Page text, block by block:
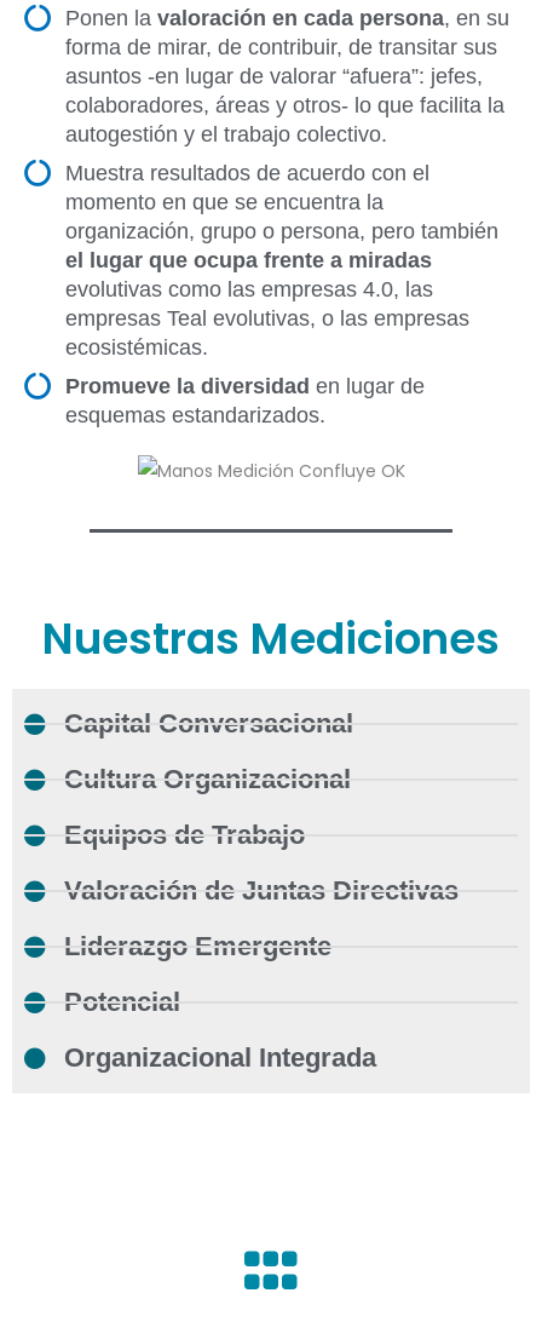
Ponen la valoración en cada persona, en su
forma de mirar, de contribuir, de transitar sus
asuntos -en lugar de valorar “afuera”: jefes,
colaboradores, áreas y otros- lo que facilita la
autogestión y el trabajo colectivo.
Muestra resultados de acuerdo con el
momento en que se encuentra la
organización, grupo o persona, pero también
el lugar que ocupa frente a miradas
evolutivas como las empresas 4.0, las
empresas Teal evolutivas, o las empresas
ecosistémicas.
Promueve la diversidad en lugar de
esquemas estandarizados.
Nuestras Mediciones
Capital Conversacional
Cultura Organizacional
Equipos de Trabajo
Valoración de Juntas Directivas
Liderazgo Emergente
Potencial
Organizacional Integrada